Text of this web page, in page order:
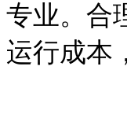
专业。合
运行成本